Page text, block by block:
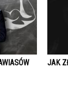
JAK